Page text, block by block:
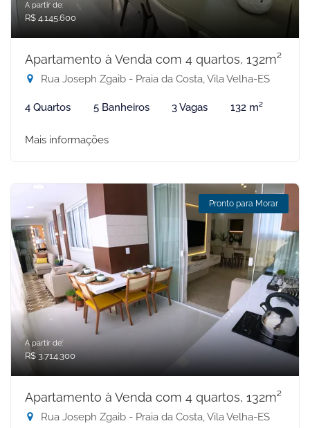
A partir de:
R$ 4.145.600
Apartamento à Venda com 4 quartos, 132m²
Rua Joseph Zgaib - Praia da Costa, Vila Velha-ES
4 Quartos 5 Banheiros 3 Vagas 132 m²
Mais informações
Pronto para Morar
A partir de:
R$ 3.714.300
Apartamento à Venda com 4 quartos, 132m²
Rua Joseph Zgaib - Praia da Costa, Vila Velha-ES